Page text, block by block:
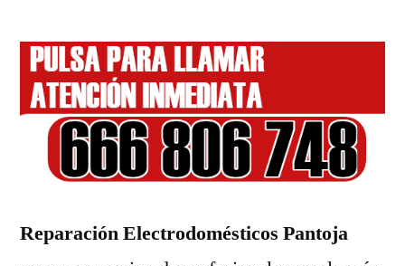
Reparación Electrodomésticos Pantoja